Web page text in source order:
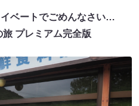
ベートでごめんなさい…
プレミアム完全版